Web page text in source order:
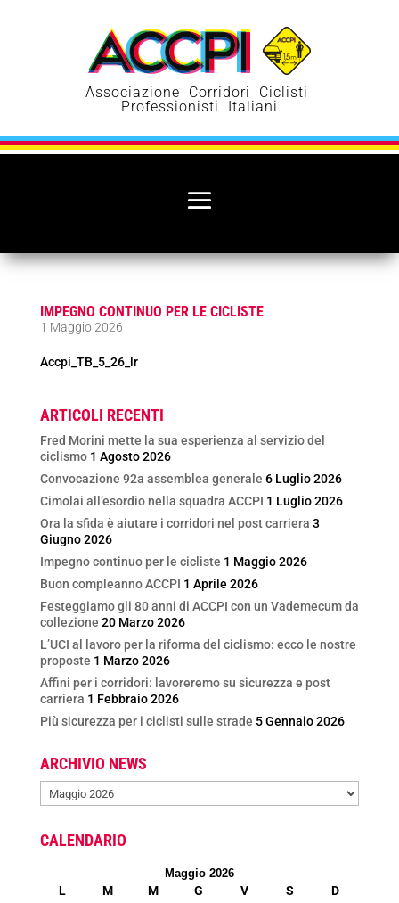
Associazione Corridori Ciclisti
Professionisti Italiani
IMPEGNO CONTINUO PER LE CICLISTE
1 Maggio 2026
Accpi_TB_5_26_lr
ARTICOLI RECENTI
Fred Morini mette la sua esperienza al servizio del
ciclismo 1 Agosto 2026
Convocazione 92a assemblea generale 6 Luglio 2026
Cimolai all’esordio nella squadra ACCPI 1 Luglio 2026
Ora la sfida è aiutare i corridori nel post carriera 3
Giugno 2026
Impegno continuo per le cicliste 1 Maggio 2026
Buon compleanno ACCPI 1 Aprile 2026
Festeggiamo gli 80 anni di ACCPI con un Vademecum da
collezione 20 Marzo 2026
L’UCI al lavoro per la riforma del ciclismo: ecco le nostre
proposte 1 Marzo 2026
Affini per i corridori: lavoreremo su sicurezza e post
carriera 1 Febbraio 2026
Più sicurezza per i ciclisti sulle strade 5 Gennaio 2026
ARCHIVIO NEWS
ARCHIVIO
NEWS
CALENDARIO
Maggio 2026
L M M G V S
D